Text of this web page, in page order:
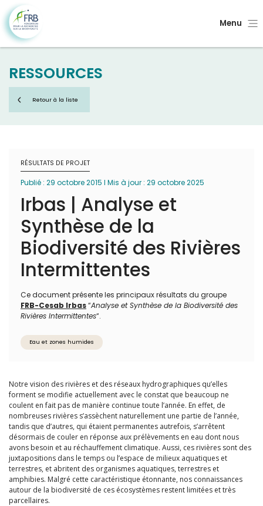
Menu
RESSOURCES
Retour à la liste
RÉSULTATS DE PROJET
Publié : 29 octobre 2015 I Mis à jour : 29 octobre 2025
Irbas | Analyse et
Synthèse de la
Biodiversité des Rivières
Intermittentes
Ce document présente les principaux résultats du groupe
FRB-Cesab Irbas“Analyse et Synthèse de la Biodiversité des
Rivières Intermittentes“.
Eau et zones humides
Notre vision des rivières et des réseaux hydrographiques qu’elles
forment se modifie actuellement avec le constat que beaucoup ne
coulent en fait pas de manière continue toute l’année. En effet, de
nombreuses rivières s’assèchent naturellement une partie de l’année,
tandis que d’autres, qui étaient permanentes autrefois, s’arrêtent
désormais de couler en réponse aux prélèvements en eau dont nous
avons besoin et au réchauffement climatique. Aussi, ces rivières sont des
juxtapositions dans le temps ou l’espace de milieux aquatiques et
terrestres, et abritent des organismes aquatiques, terrestres et
amphibies. Malgré cette caractéristique étonnante, nos connaissances
autour de la biodiversité de ces écosystèmes restent limitées et très
parcellaires.